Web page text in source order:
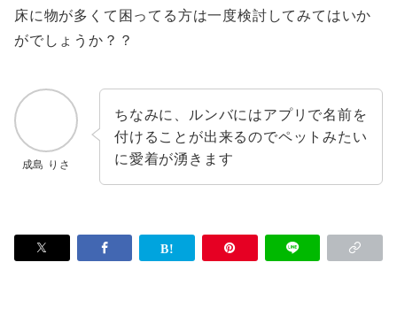
床に物が多くて困ってる方は一度検討してみてはいか
がでしょうか？？
成島 りさ
ちなみに、ルンバにはアプリで名前を
付けることが出来るのでペットみたい
に愛着が湧きます